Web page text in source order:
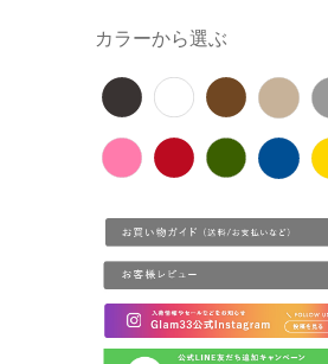
カラーから選ぶ